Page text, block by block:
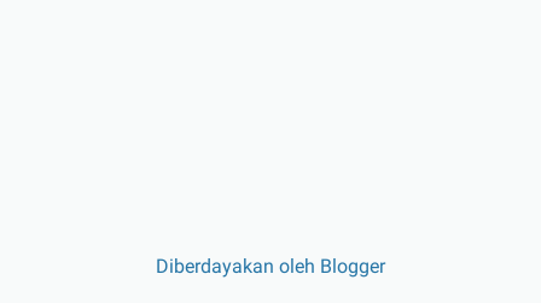
Diberdayakan oleh Blogger